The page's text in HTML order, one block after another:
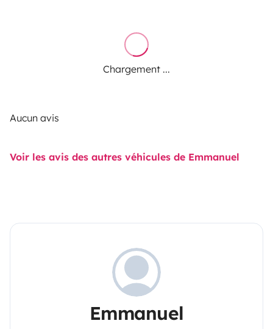
Chargement ...
Aucun avis
Voir les avis des autres véhicules de Emmanuel
Emmanuel